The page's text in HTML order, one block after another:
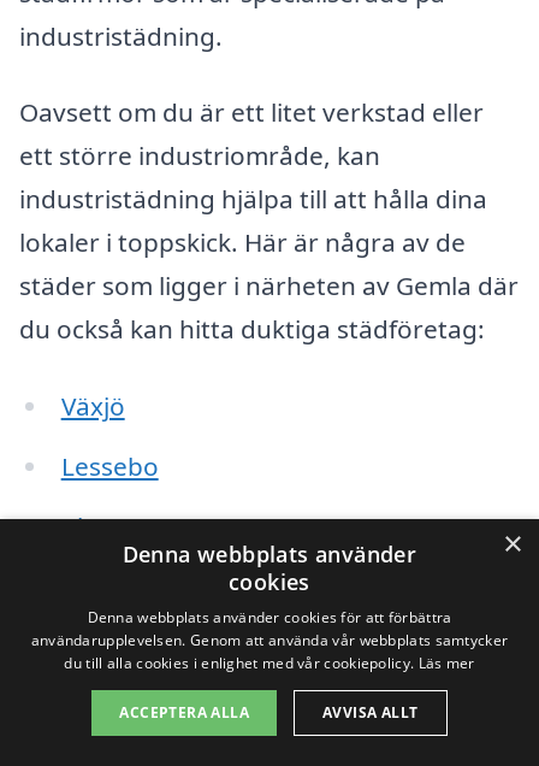
industristädning.
Oavsett om du är ett litet verkstad eller
ett större industriområde, kan
industristädning hjälpa till att hålla dina
lokaler i toppskick. Här är några av de
städer som ligger i närheten av Gemla där
du också kan hitta duktiga städföretag:
Växjö
Lessebo
Alvesta
Tingsryd
Markaryd
×
Denna webbplats använder
cookies
Denna webbplats använder cookies för att förbättra
användarupplevelsen. Genom att använda vår webbplats samtycker
du till alla cookies i enlighet med vår cookiepolicy. Läs mer
ACCEPTERA ALLA AVVISA ALLT